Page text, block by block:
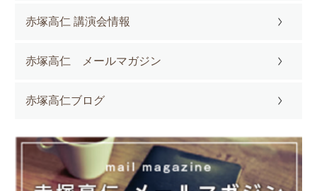
赤塚高仁 講演会情報
赤塚高仁 メールマガジン
赤塚高仁ブログ